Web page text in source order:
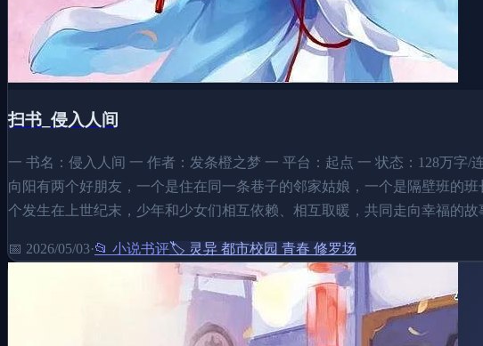
扫书_侵入人间
一 书名：侵入人间 一 作者：发条橙之梦 一 平台：起点 一 状态：128万字/
向阳有两个好朋友，一个是住在同一条巷子的邻家姑娘，一个是隔壁班的
个发生在上世纪末，少年和少女们相互依赖、相互取暖，共同走向幸福的
📅 2026/05/03·📂 小说书评🏷️ 灵异 都市校园 青春 修罗场